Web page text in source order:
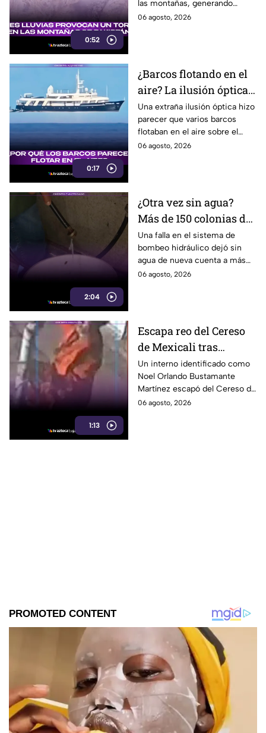
0:52
las montañas, generando
inundaciones y afectaciones
06 agosto, 2026
0:17
¿Barcos flotando en el
aire? La ilusión óptica
que sorprendió a
usuarios en redes
sociales
Una extraña ilusión óptica hizo
parecer que varios barcos
flotaban en el aire sobre el
mar, pero el fenómeno fue
06 agosto, 2026
2:04
¿Otra vez sin agua?
Más de 150 colonias de
Tijuana enfrentan
cortes por falla de
CESPT
Una falla en el sistema de
bombeo hidráulico dejó sin
agua de nueva cuenta a más
de 150 colonias de Tijuana,
06 agosto, 2026
1:13
Escapa reo del Cereso
de Mexicali tras
audiencia inicial; fue
localizado horas
después
Un interno identificado como
Noel Orlando Bustamante
Martínez escapó del Cereso de
Mexicali tras una audiencia
06 agosto, 2026